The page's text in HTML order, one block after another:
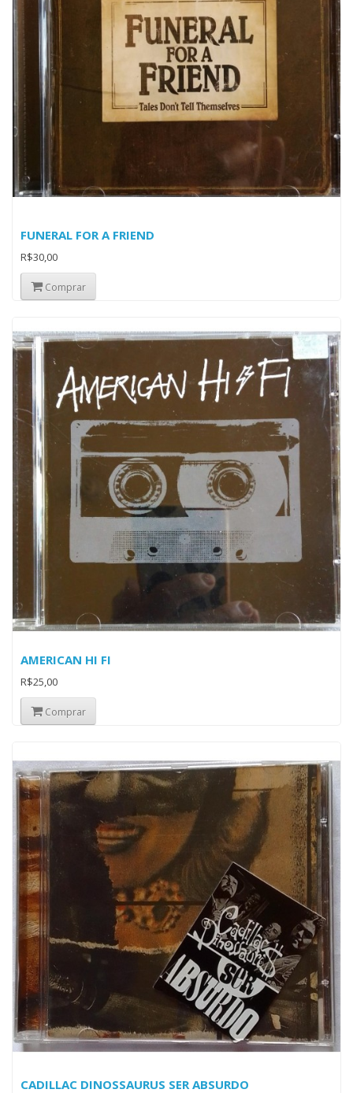
FUNERAL FOR A FRIEND
R$30,00
Comprar
AMERICAN HI FI
R$25,00
Comprar
CADILLAC DINOSSAURUS SER ABSURDO